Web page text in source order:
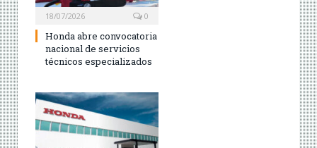
18/07/2026 0
Honda abre convocatoria
nacional de servicios
técnicos especializados